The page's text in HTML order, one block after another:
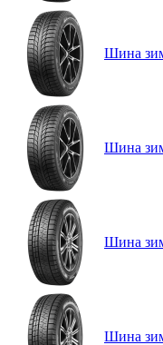
Шина
Шина
Шина
Шина